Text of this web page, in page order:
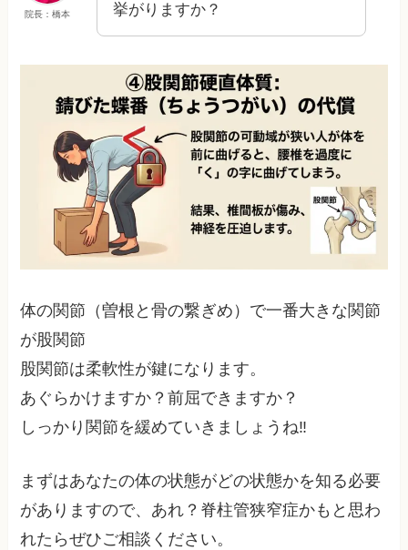
院長：橋本
挙がりますか？
体の関節（曽根と骨の繋ぎめ）で一番大きな関節
が股関節
股関節は柔軟性が鍵になります。
あぐらかけますか？前屈できますか？
しっかり関節を緩めていきましょうね‼︎
まずはあなたの体の状態がどの状態かを知る必要
がありますので、あれ？脊柱管狭窄症かもと思わ
れたらぜひご相談ください。